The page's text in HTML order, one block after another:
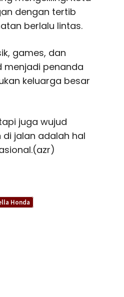
dengan tertib
berlalu lintas.
games, dan
menjadi penanda
keluarga besar
juga wujud
jalan adalah hal
Honda